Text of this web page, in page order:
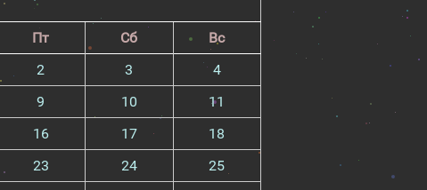
Пт Сб
Вс
2 3
4
9 10
11
16 17
18
23 24
25